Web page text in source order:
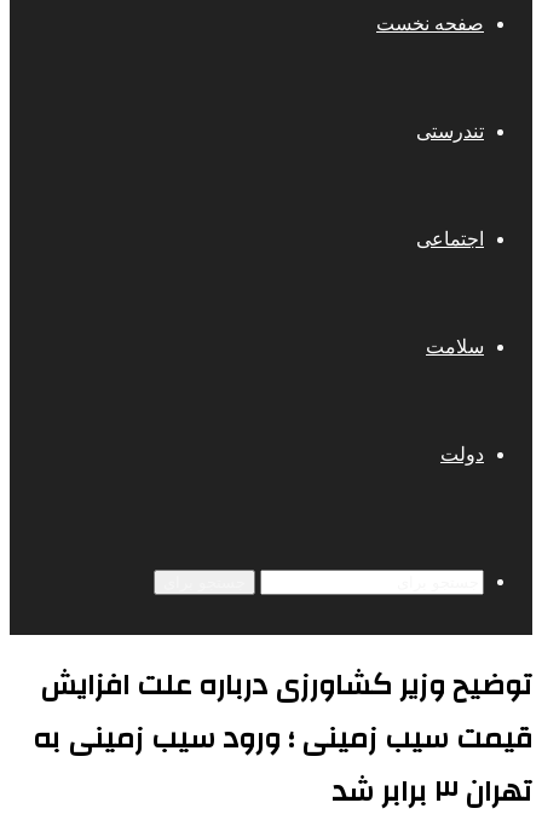
صفحه نخست
تندرستی
اجتماعی
سلامت
دولت
توضیح وزیر کشاورزی درباره علت افزایش
قیمت سیب زمینی ؛ ورود سیب زمینی به
تهران ۳ برابر شد